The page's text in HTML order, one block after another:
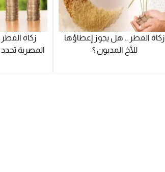
زكاة الفطر .. هل يجوز إعطاؤها
للأخ المديون ؟
المصرية تحدد